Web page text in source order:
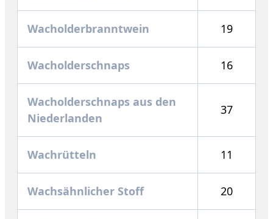
Wacholderbranntwein 19
Wacholderschnaps 16
Wacholderschnaps aus den
Niederlanden
37
Wachrütteln 11
Wachsähnlicher Stoff 20